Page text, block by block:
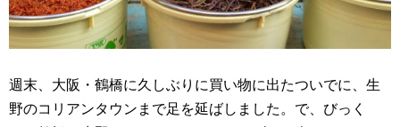
週末、大阪・鶴橋に久しぶりに買い物に出たついでに、生
野のコリアンタウンまで足を延ばしました。で、びっく